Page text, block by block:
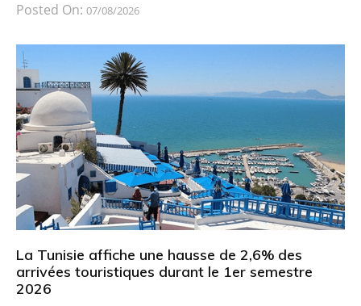
Posted On: 07/08/2026
La Tunisie affiche une hausse de 2,6% des
arrivées touristiques durant le 1er semestre
2026